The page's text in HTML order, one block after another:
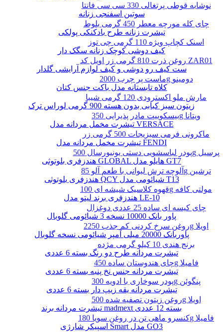
نوشابه قوطی پرتغالی 330 سی سی فانتا
چای کله مورچه معطر 450 گرمی بلوط
اسنک کچاپ ویژه 110 گرمی چی توز
روغن ذرت 810 گرمی زر اویل کد ZAR01
ماست پر چرب 2000g دومینو
مارش ملو اکسترودی 120 گرمی شیبا
بیسکوییت مادر پذیرایی 350g ویتانا
ماکرونی فرمی سبزیجات 500 گرمی زر
پودر لباسشویی دستی یونیورسال 500g پرسیل
آلوچه ترش لیوانی با طعم آلو 85g ترشین
قهوه کلاسیک شیشه ای 100g مولتی کافه
چای کیسه ای ساده 25 عددی دوغزال
روغن سرخ کردنی کم جذب 2250g اویلا
برنج هندی 10 کیلو گرمی مژده
چای هندوستان ساده 450g فامیلا
پودر سوخاری با ادویه 300g پنگوئن
روغن زیتون تصفیه شده 500g اویلا
کنسرو ماهی تن در روغن سویا 180g فامیلا
سوتین اسفنجی زنانه
تیشرت زنانه طرح بادکنکی پولکی
کیف دوشی کوچک زنانه سگک دار
ست کیف رو دوشی و کیف لوازم آرایشی گلدار
کلاه تابستانه مدل باکت جنس کتان
زیتون سبز کبابی بدون هسته 900 گرمی لوراس ترک
تیشرت مخمل مردانه مدل VERSACE
تیشرت مخمل مردانه مدل FENDI
هندزفری بلوتوثی GLOBAL هایلو مدل GT7
هندزفری بلوتوثی QCY شیائومی مدل T13
هندزفری برند لیتو مدل LE-10
پاور بانک 10000 نسخه 3 شیائومی گلوبال
پاوربانک 20000 میلی آمپر شیائومی نسخه گلوبال
تیشرت مردانه طرح دو رنگ بسته 6 عددی
تیشرت مردانه جنس نخ پنبه بسته 6 عددی
تیشرت مردانه یقه زیپ دار بسته 6 عددی
تیشرت مردانه برند madmext بسته 12 عددی
اسپیکر شارژی Smart مدل GO3